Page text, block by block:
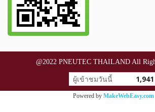
@2022 PNEUTEC THAILAND All
ผู้เข้าชมวันนี้ 1,941
Powered by MakeWebEasy.com